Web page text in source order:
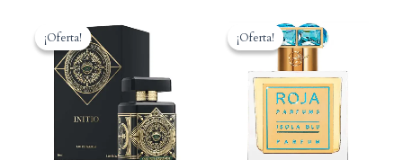
¡Oferta!
¡Oferta! ¡Oferta!
¡Oferta!